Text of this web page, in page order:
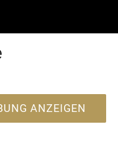
ANZEIGEN